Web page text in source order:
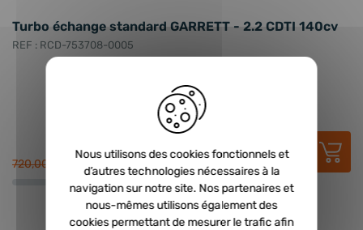
Turbo échange standard GARRETT - 2.2 CDTI 140cv
REF : RCD-753708-0005
720,00 € 514,80 €TTC
Nous utilisons des cookies fonctionnels et
d’autres technologies nécessaires à la
navigation sur notre site. Nos partenaires et
nous-mêmes utilisons également des
cookies permettant de mesurer le trafic afin